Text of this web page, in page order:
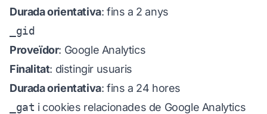
Durada orientativa: fins a 2 anys
_gid
Proveïdor: Google Analytics
Finalitat: distingir usuaris
Durada orientativa: fins a 24 hores
_gat i cookies relacionades de Google Analytics